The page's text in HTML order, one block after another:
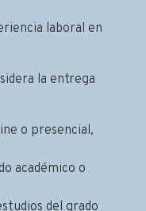
laboral en
la entrega
o presencial,
académico o
del grado